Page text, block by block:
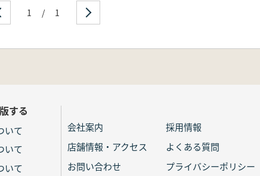
1 / 1
する
いて
いて
いて
会社案内
採用情報
店舗情報・アクセス
よくある質問
お問い合わせ
プライバシーポリシー